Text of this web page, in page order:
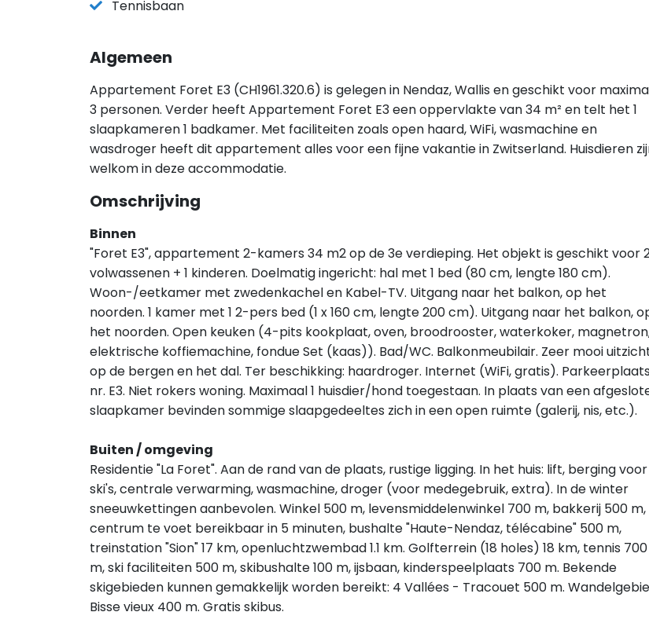
Tennisbaan
Algemeen
Appartement Foret E3 (CH1961.320.6) is gelegen in Nendaz, Wallis en geschikt voor
3 personen. Verder heeft Appartement Foret E3 een oppervlakte van 34 m² en telt het 1
slaapkameren 1 badkamer. Met faciliteiten zoals open haard, WiFi, wasmachine en
wasdroger heeft dit appartement alles voor een fijne vakantie in Zwitserland. Huisdieren
welkom in deze accommodatie.
Omschrijving
Binnen
"Foret E3", appartement 2-kamers 34 m2 op de 3e verdieping. Het objekt is geschikt voor
volwassenen + 1 kinderen. Doelmatig ingericht: hal met 1 bed (80 cm, lengte 180 cm).
Woon-/eetkamer met zwedenkachel en Kabel-TV. Uitgang naar het balkon, op het
noorden. 1 kamer met 1 2-pers bed (1 x 160 cm, lengte 200 cm). Uitgang naar het balkon,
het noorden. Open keuken (4-pits kookplaat, oven, broodrooster, waterkoker,
elektrische koffiemachine, fondue Set (kaas)). Bad/WC. Balkonmeubilair. Zeer mooi
op de bergen en het dal. Ter beschikking: haardroger. Internet (WiFi, gratis). Parkeerplaats
nr. E3. Niet rokers woning. Maximaal 1 huisdier/hond toegestaan. In plaats van een
slaapkamer bevinden sommige slaapgedeeltes zich in een open ruimte (galerij, nis, etc.).
Buiten / omgeving
Residentie "La Foret". Aan de rand van de plaats, rustige ligging. In het huis: lift, berging voor
ski's, centrale verwarming, wasmachine, droger (voor medegebruik, extra). In de winter
sneeuwkettingen aanbevolen. Winkel 500 m, levensmiddelenwinkel 700 m, bakkerij 500 m,
centrum te voet bereikbaar in 5 minuten, bushalte "Haute-Nendaz, télécabine" 500 m,
treinstation "Sion" 17 km, openluchtzwembad 1.1 km. Golfterrein (18 holes) 18 km, tennis 700
m, ski faciliteiten 500 m, skibushalte 100 m, ijsbaan, kinderspeelplaats 700 m. Bekende
skigebieden kunnen gemakkelijk worden bereikt: 4 Vallées - Tracouet 500 m.
Bisse vieux 400 m. Gratis skibus.